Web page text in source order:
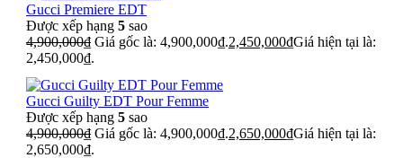
Gucci Premiere EDT
Được xếp hạng 5 sao
4,900,000₫ Giá gốc là: 4,900,000₫.2,450,000₫Giá hiện tại là:
2,450,000₫.
Gucci Guilty EDT Pour Femme
Được xếp hạng 5 sao
4,900,000₫ Giá gốc là: 4,900,000₫.2,650,000₫Giá hiện tại là:
2,650,000₫.